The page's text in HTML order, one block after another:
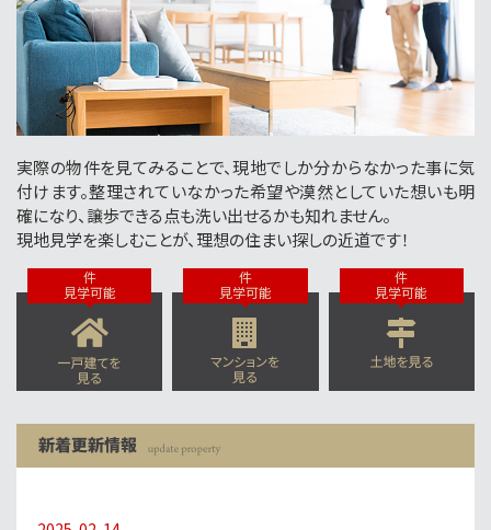
実際の物件を見てみることで、現地でしか分からなかった事に気
付けます。整理されていなかった希望や漠然としていた想いも明
確になり、譲歩できる点も洗い出せるかも知れません。
現地見学を楽しむことが、理想の住まい探しの近道です！
件
見学可能
件
見学可能
件
見学可能